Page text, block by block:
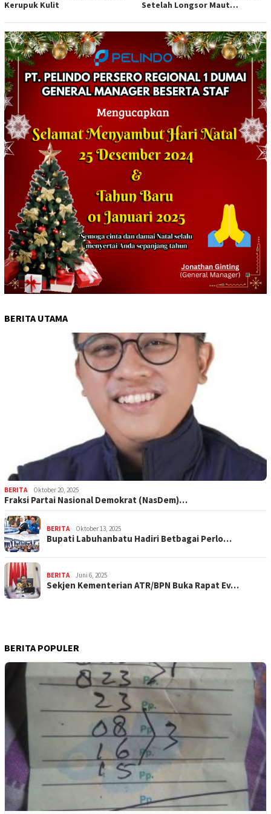
Kerupuk Kulit
Setelah Longsor Maut
BERITA UTAMA
BERITA Oktober 20, 2025
Fraksi Partai Nasional Demokrat (NasDem)…
BERITA Oktober 13, 2025
Bupati Labuhanbatu Hadiri Betbagai Perlo…
BERITA Juni 6, 2025
Sekjen Kementerian ATR/BPN Buka Rapat Ev…
BERITA POPULER